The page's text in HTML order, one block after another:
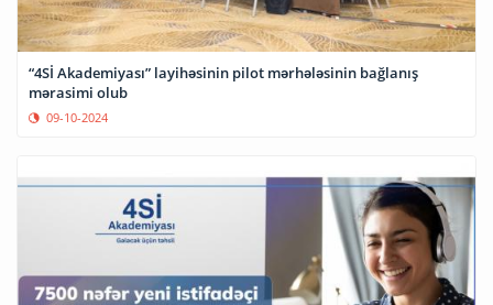
“4Sİ Akademiyası” layihəsinin pilot mərhələsinin bağlanış
mərasimi olub
09-10-2024